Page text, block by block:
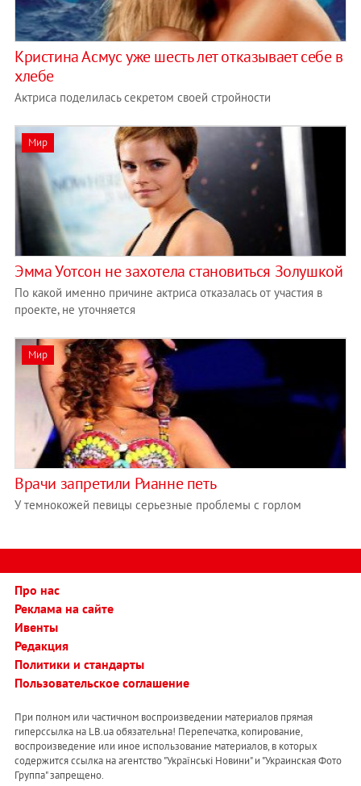
Кристина Асмус уже шесть лет отказывает себе в
хлебе
Актриса поделилась секретом своей стройности
Мир
Эмма Уотсон не захотела становиться Золушкой
По какой именно причине актриса отказалась от участия в
проекте, не уточняется
Мир
Врачи запретили Рианне петь
У темнокожей певицы серьезные проблемы с горлом
Про нас
Реклама на сайте
Ивенты
Редакция
Политики и стандарты
Пользовательское соглашение
При полном или частичном воспроизведении материалов прямая
гиперссылка на LB.ua обязательна! Перепечатка, копирование,
воспроизведение или иное использование материалов, в которых
содержится ссылка на агентство "Українськi Новини" и "Украинская Фото
Группа" запрещено.